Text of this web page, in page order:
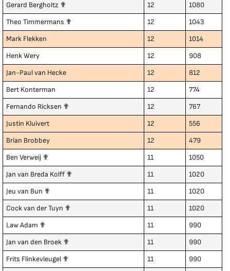
Gerard Bergholtz ✟
12
1080
Theo Timmermans ✟
12
1043
Mark Flekken
12
1014
Henk Wery
12
908
Jan-Paul van Hecke
12
812
Bert Konterman
12
774
Fernando Ricksen ✟
12
767
Justin Kluivert
12
556
Brian Brobbey
12
479
Ben Verweij ✟
11
1050
Jan van Breda Kolff ✟
11
1020
Jeu van Bun ✟
11
1020
Cock van der Tuyn ✟
11
1020
Law Adam ✟
11
990
Jan van den Broek ✟
11
990
Frits Flinkevleugel ✟
11
990